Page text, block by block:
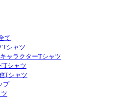
て
Tシャツ
キャラクターTシャツ
Tシャツ
Tシャツ
プ